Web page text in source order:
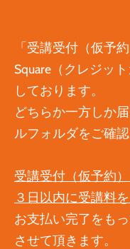
「受講受付（仮予
Square（クレジッ
しております。
どちらか一方しか
ルフォルダをご確認
受講受付（仮予約
３日以内に受講料
お支払い完了をも
させて頂きます。